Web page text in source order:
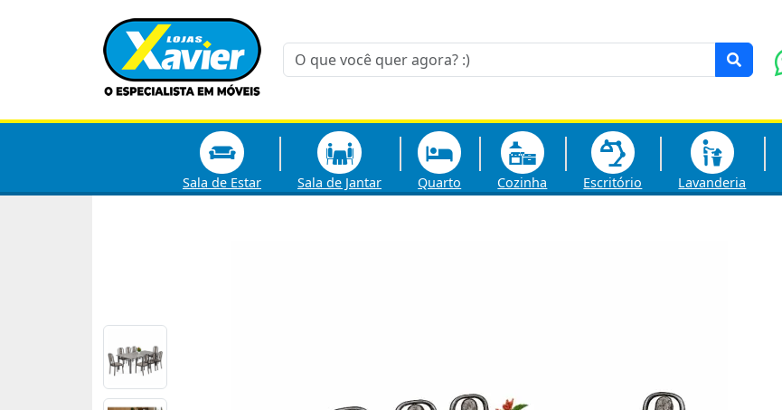
Sala de Estar Sala de Jantar Quarto Cozinha Escritório Lavanderia